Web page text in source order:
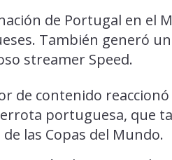
de Portugal en el
También generó
streamer Speed.
de contenido
portuguesa, que
de las Copas del Mundo.